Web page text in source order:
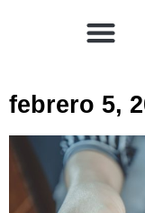
febrero 5,